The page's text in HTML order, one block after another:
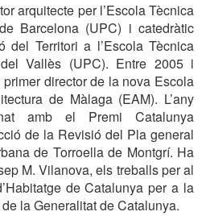
arquitecte per l’Escola Tècnica
Barcelona (UPC) i catedràtic
del Territori a l’Escola Tècnica
del Vallès (UPC). Entre 2005 i
director de la nova Escola
de Màlaga (EAM). L’any
amb el Premi Catalunya
de la Revisió del Pla general
de Torroella de Montgrí. Ha
M. Vilanova, els treballs per al
de Catalunya per a la
la Generalitat de Catalunya.